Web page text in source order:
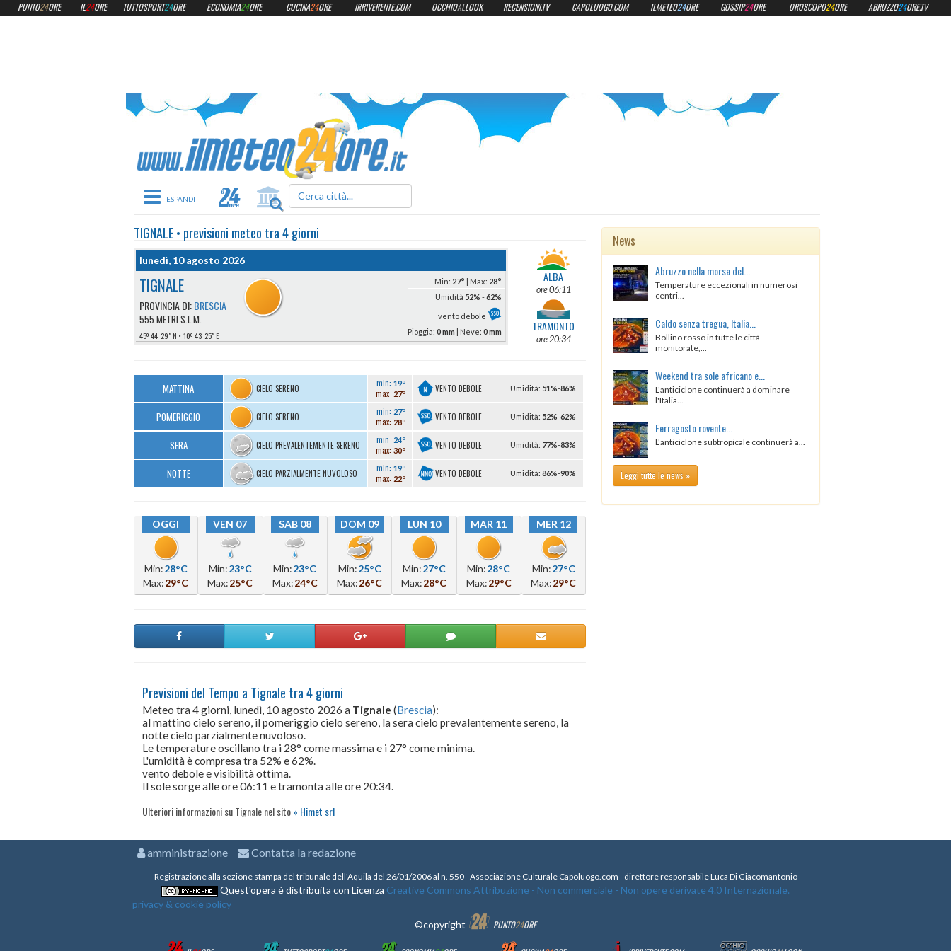
ilmeteo24ore.it
Toggle navigation
TIGNALE• previsioni meteo tra 4 giorni
lunedì, 10 agosto 2026
TIGNALE
PROVINCIA DI:BRESCIA
555 METRI S.L.M.
45º 44′ 29″ N 10º 43′ 25″ E
Min: 27° | Max: 28°
Umidità 52%-62%
vento debole
Pioggia:0 mm | Neve:0 mm
ALBA
ore 06:11
TRAMONTO
ore 20:34
MATTINA CIELO SERENO min: 19º
max: 27º VENTO DEBOLE Umidità: 51%-86%
POMERIGGIO CIELO SERENO min: 27º
max: 28º VENTO DEBOLE Umidità: 52%-62%
SERA CIELO PREVALENTEMENTE SERENO min: 24º
max: 30º VENTO DEBOLE Umidità: 77%-83%
NOTTE CIELO PARZIALMENTE NUVOLOSO min: 19º
max: 22º VENTO DEBOLE Umidità: 86%-90%
OGGI
Min:28°C
Max:29°C
VEN 07
Min:23°C
Max:25°C
SAB 08
Min:23°C
Max:24°C
DOM 09
Min:25°C
Max:26°C
LUN 10
Min:27°C
Max:28°C
MAR 11
Min:28°C
Max:29°C
MER 12
Min:27°C
Max:29°C
Previsioni del Tempo a Tignale tra 4 giorni
Meteo tra 4 giorni, lunedì, 10 agosto 2026 a Tignale (Brescia):
al mattino cielo sereno, il pomeriggio cielo sereno, la sera cielo prevalentemente sereno, la
notte cielo parzialmente nuvoloso.
Le temperature oscillano tra i 28° come massima e i 27° come minima.
L'umidità è compresa tra 52% e 62%.
vento debole e visibilità ottima.
Il sole sorge alle ore 06:11 e tramonta alle ore 20:34.
Ulteriori informazioni su Tignale nel sito Himet srl
News
Abruzzo nella morsa del...
Temperature eccezionali in numerosi
centri...
Caldo senza tregua, Italia...
Bollino rosso in tutte le città
monitorate,...
Weekend tra sole africano e...
L'anticiclone continuerà a dominare
l'Italia...
Ferragosto rovente...
L'anticiclone subtropicale continuerà a...
Leggi tutte le news »
PUNTO24ORE IL24ORE TUTTOSPORT24ORE ECONOMIA24ORE CUCINA24ORE IRRIVERENTE.COM OCCHIOALLOOK RECENSIONI.TV CAPOLUOGO.COM ILMETEO24ORE GOSSIP24ORE OROSCOPO24ORE ABRUZZO24ORE.TV
amministrazione Contatta la redazione
Registrazione alla sezione stampa del tribunale dell'Aquila del 26/01/2006 al n. 550 - Associazione Culturale Capoluogo.com - direttore responsabile Luca Di Giacomantonio
Quest'opera è distribuita con Licenza Creative Commons Attribuzione - Non commerciale - Non opere derivate 4.0 Internazionale.
privacy & cookie policy
©copyright
PUNTO24ORE